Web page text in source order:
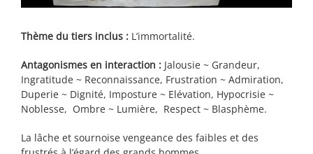
Thème du tiers inclus : L’immortalité.
Antagonismes en interaction : Jalousie ~ Grandeur,
Ingratitude ~ Reconnaissance, Frustration ~ Admiration,
Duperie ~ Dignité, Imposture ~ Elévation, Hypocrisie ~
Noblesse, Ombre ~ Lumière, Respect ~ Blasphème.
La lâche et sournoise vengeance des faibles et des